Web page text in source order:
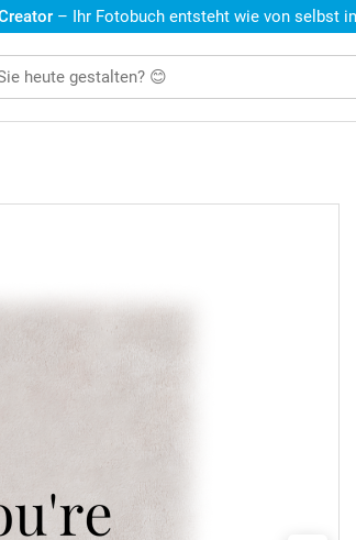
– Ihr Fotobuch entsteht wie von selbst